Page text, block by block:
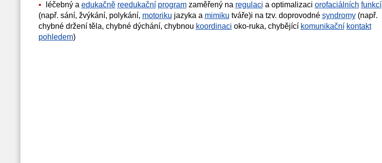
léčebný a edukačně reedukační programzaměřený na regulaci a optimalizaci orofaciálních funkcí
(např. sání, žvýkání, polykání, motoriku jazyka a mimiku tváře)i na tzv. doprovodné syndromy(např.
chybné držení těla, chybné dýchání, chybnou koordinaci oko-ruka, chybějící komunikační kontakt
pohledem)